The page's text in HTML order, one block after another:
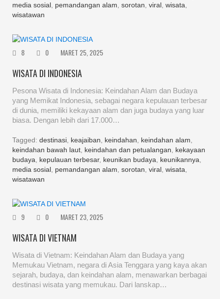
media sosial pemandangan alam sorotan viral wisata
wisatawan
8 0 MARET 25, 2025
WISATA DI INDONESIA
Pesona Wisata di Indonesia: Keindahan Alam dan Budaya
yang Memikat Indonesia, sebagai negara kepulauan terbesar
di dunia, memiliki kekayaan alam dan juga budaya yang luar
biasa. Dengan lebih dari 17.000…
Tagged: destinasi keajaiban keindahan keindahan alam
keindahan bawah laut keindahan dan petualangan
kekayaan
budaya
kepulauan terbesar, keunikan budaya keunikannya
media sosial pemandangan alam sorotan viral wisata
wisatawan
9 0 MARET 23, 2025
WISATA DI VIETNAM
Wisata di Vietnam: Keindahan Alam dan Budaya yang
Memukau Vietnam, negara di Asia Tenggara yang kaya akan
sejarah, budaya, dan keindahan alam, menawarkan berbagai
destinasi wisata yang memukau. Dari lanskap…